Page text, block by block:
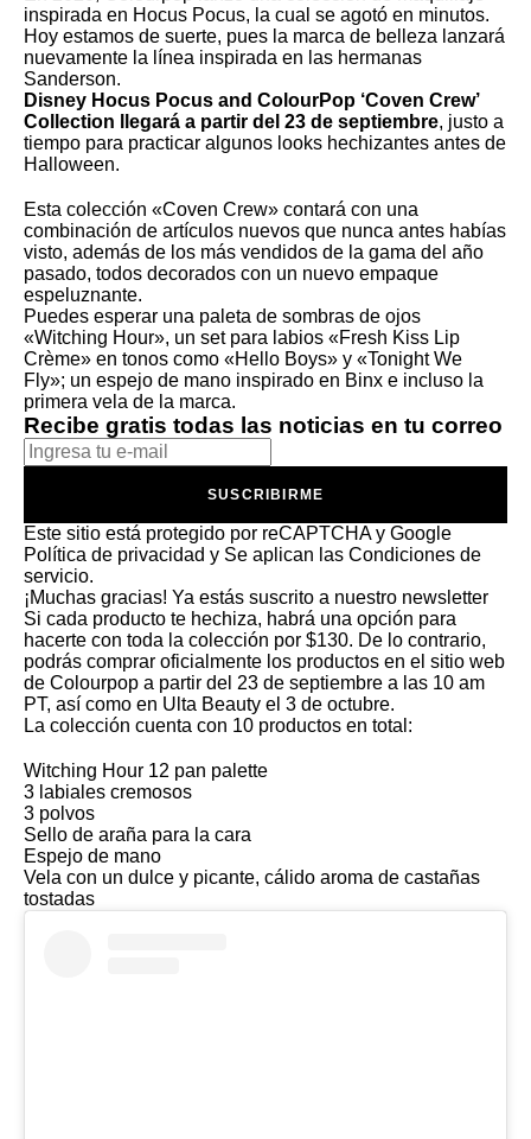
inspirada en Hocus Pocus, la cual se agotó en minutos.
Hoy estamos de suerte, pues la marca de belleza lanzará
nuevamente la línea inspirada en las hermanas
Sanderson.
Disney Hocus Pocus and ColourPop ‘Coven Crew’
Collection llegará a partir del 23 de septiembre, justo a
tiempo para practicar algunos looks hechizantes antes de
Halloween.
Esta colección «Coven Crew» contará con una
combinación de artículos nuevos que nunca antes habías
visto, además de los más vendidos de la gama del año
pasado, todos decorados con un nuevo empaque
espeluznante.
Puedes esperar una paleta de sombras de ojos
«Witching Hour», un set para labios «Fresh Kiss Lip
Crème» en tonos como «Hello Boys» y «Tonight We
Fly»; un espejo de mano inspirado en Binx e incluso la
primera vela de la marca.
Recibe gratis todas las noticias en tu correo
SUSCRIBIRME
Este sitio está protegido por reCAPTCHA y Google
Política de privacidad y Se aplican las Condiciones de
servicio.
¡Muchas gracias! Ya estás suscrito a nuestro newsletter
Si cada producto te hechiza, habrá una opción para
hacerte con toda la colección por $130. De lo contrario,
podrás comprar oficialmente los productos en el sitio web
de Colourpop a partir del 23 de septiembre a las 10 am
PT, así como en Ulta Beauty el 3 de octubre.
La colección cuenta con 10 productos en total:
Witching Hour 12 pan palette
3 labiales cremosos
3 polvos
Sello de araña para la cara
Espejo de mano
Vela con un dulce y picante, cálido aroma de castañas
tostadas